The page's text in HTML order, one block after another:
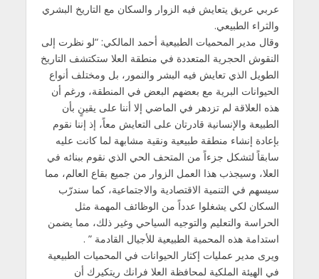
عربي عريق يتعايش فيه الزوار والسكان مع التاريخ البشري
والثراء الطبيعي.
وقال مدير المحميات الطبيعية أحمد المالكي: “لو نظرت إلى
النقوش الحجرية المتعددة في منطقة العلا ستكتشف التاريخ
الطويل الذي تعايش فيه البشر والنمور، بل ومختلف أنواع
الحيوانات البرية مع بعضهم البعض في المنطقة، ورغم أن
هذه العلاقة لم تزدهر في الماضي إلا أننا على يقينٍ بأن
الطبيعة والإنسانية قادرتان على التعايش معاً، إذ إننا نقوم
بإعادة إنشاء منطقة طبيعية ونقية مشابهة لما كانت عليه
سابقاً لتشكل جزءاً من المتحف الحي الذي نقوم ببنائه في
العلا، وسيجذب هذا العمل الزوار من جميع بقاع العالم، مما
سيسهم في التنمية الاقتصادية والاجتماعية، كما سندرّب
السكان لكي يشغلوا عدداً من الوظائف المهمة مثل
الحراسة والتعليم والتوجيه السياحي وغير ذلك، مما يضمن
استدامة هذه المحمية الطبيعية للأجيال القادمة ” .
ويرى مدير عمليات إكثار الحيوانات في المحميات الطبيعية
في الهيئة الملكية لمحافظة العلا فرانك ريتكيرك أن